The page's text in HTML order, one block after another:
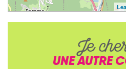
Je
UNE AUTRE